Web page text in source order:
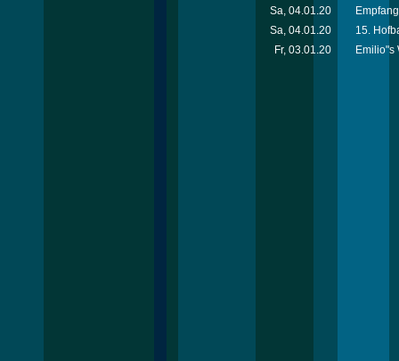
Sa, 04.01.20
Sa, 04.01.20
15.
Fr, 03.01.20
Emilio"s